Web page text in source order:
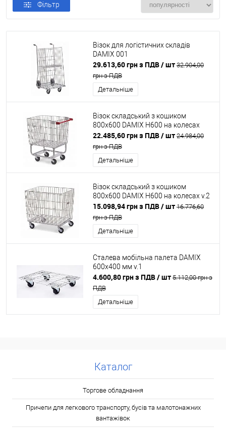
Фільтр
Візок для логістичних складів
DAMIX 001
29.613,60 грн з ПДВ/ шт 32.904,00
грн з ПДВ
Детальніше
Візок складський з кошиком
800x600 DAMIX H600 на колесах
22.485,60 грн з ПДВ/ шт 24.984,00
грн з ПДВ
Детальніше
Візок складський з кошиком
800x600 DAMIX H600 на колесах v.2
15.098,94 грн з ПДВ/ шт 16.776,60
грн з ПДВ
Детальніше
Сталева мобільна палета DAMIX
600х400 мм v.1
4.600,80 грн з ПДВ/ шт 5.112,00 грн з
ПДВ
Детальніше
Каталог
Торгове обладнання
Причепи для легкового транспорту, бусів та малотонажних
вантажівок